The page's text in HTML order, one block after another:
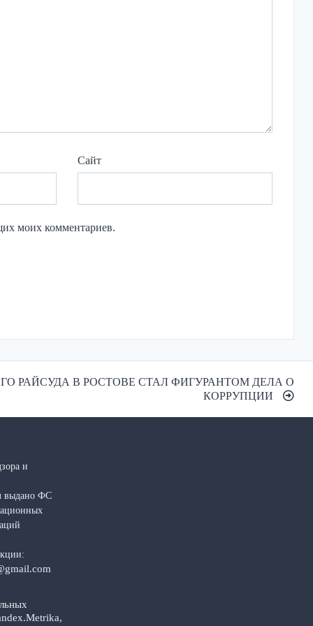
Сайт
моих комментариев.
РАЙСУДА В РОСТОВЕ СТАЛ ФИГУРАНТОМ ДЕЛА О
КОРРУПЦИИ
и
выдано ФС